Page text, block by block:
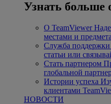
Узнать больше
О TeamViewer
местами и
Служба поддержки
статьи или
Стать партнером
глобальной
Истории успеха
клиентами
НОВОСТИ